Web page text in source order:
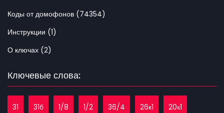
Коды от домофонов (74354)
Инструкции (1)
О ключах (2)
Ключевые слова:
31 31б 1/8 1/2 36/4 26к1 20к1